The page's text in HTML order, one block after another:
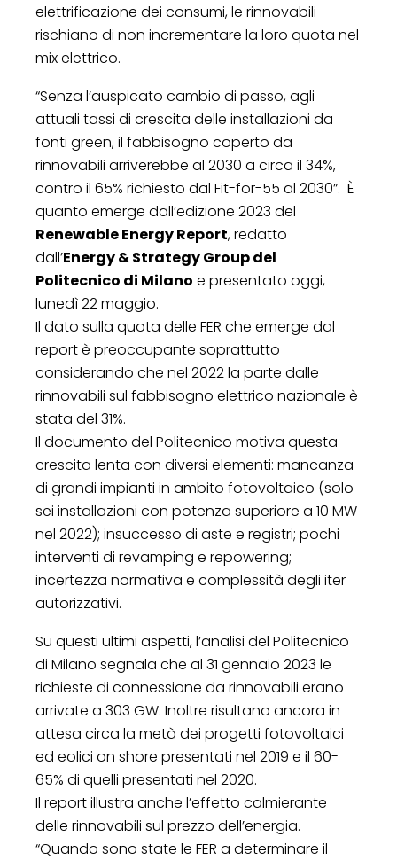
elettrificazione dei consumi, le rinnovabili
rischiano di non incrementare la loro quota nel
mix elettrico.
“Senza l’auspicato cambio di passo, agli
attuali tassi di crescita delle installazioni da
fonti green, il fabbisogno coperto da
rinnovabili arriverebbe al 2030 a circa il 34%,
contro il 65% richiesto dal Fit-for-55 al 2030”. È
quanto emerge dall’edizione 2023 del
Renewable Energy Report, redatto
dall’Energy & Strategy Group del
Politecnico di Milano e presentato oggi,
lunedì 22 maggio.
Il dato sulla quota delle FER che emerge dal
report è preoccupante soprattutto
considerando che nel 2022 la parte dalle
rinnovabili sul fabbisogno elettrico nazionale è
stata del 31%.
Il documento del Politecnico motiva questa
crescita lenta con diversi elementi: mancanza
di grandi impianti in ambito fotovoltaico (solo
sei installazioni con potenza superiore a 10 MW
nel 2022); insuccesso di aste e registri; pochi
interventi di revamping e repowering;
incertezza normativa e complessità degli iter
autorizzativi.
Su questi ultimi aspetti, l’analisi del Politecnico
di Milano segnala che al 31 gennaio 2023 le
richieste di connessione da rinnovabili erano
arrivate a 303 GW. Inoltre risultano ancora in
attesa circa la metà dei progetti fotovoltaici
ed eolici on shore presentati nel 2019 e il 60-
65% di quelli presentati nel 2020.
Il report illustra anche l’effetto calmierante
delle rinnovabili sul prezzo dell’energia.
“Quando sono state le FER a determinare il